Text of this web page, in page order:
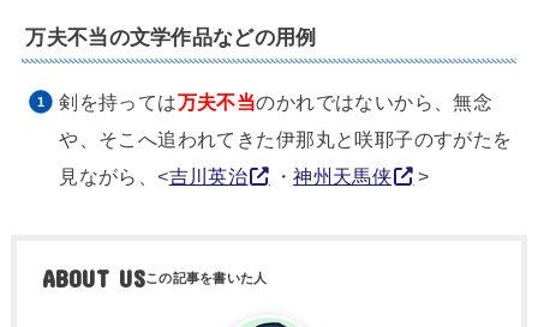
万夫不当の文学作品などの用例
剣を持っては万夫不当のかれではないから、無念
や、そこへ追われてきた伊那丸と咲耶子のすがたを
見ながら、<吉川英治 ・神州天馬侠 >
ABOUT US